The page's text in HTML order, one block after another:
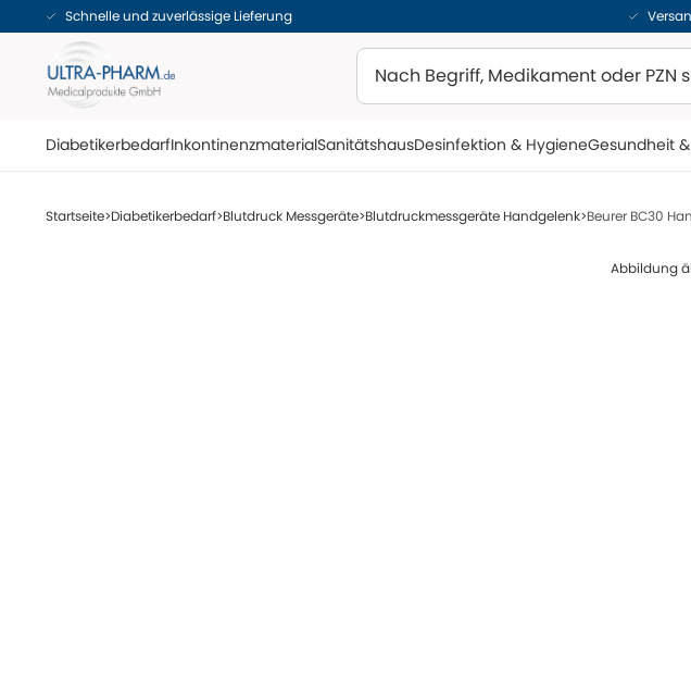
Schnelle und zuverlässige Lieferung
DiabetikerbedarfInkontinenzmaterialSanitätshausDesinfektion & HygieneGesundheit
Startseite Diabetikerbedarf Blutdruck Messgeräte Blutdruckmessgeräte Handgelenk Beurer BC30
Abbildung